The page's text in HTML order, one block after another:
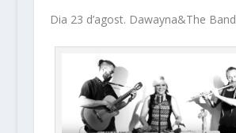
Dia 23 d’agost. Dawayna&The Band